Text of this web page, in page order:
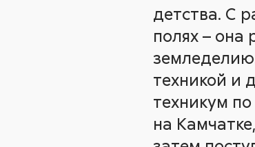
детства. С
полях –
техникой и
техникум
на